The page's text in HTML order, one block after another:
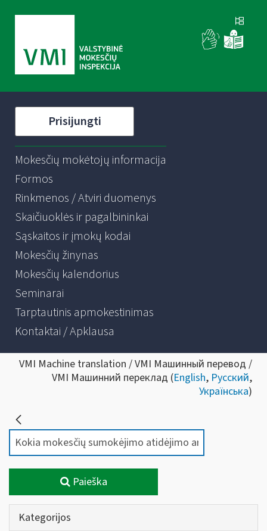
Prisijungti
Mokesčių mokėtojų informacija
Formos
Rinkmenos / Atviri duomenys
Skaičiuoklės ir pagalbininkai
Sąskaitos ir įmokų kodai
Mokesčių žinynas
Mokesčių kalendorius
Seminarai
Tarptautinis apmokestinimas
Kontaktai / Apklausa
VMI Machine translation / VMI Машинный перевод /
VMI Машинний переклад (English, Русский,
Українська)
Paieška
Kategorijos